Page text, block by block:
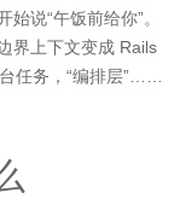
说“午饭前给你”。
界上下文变成 Rails
任务，“编排层”……